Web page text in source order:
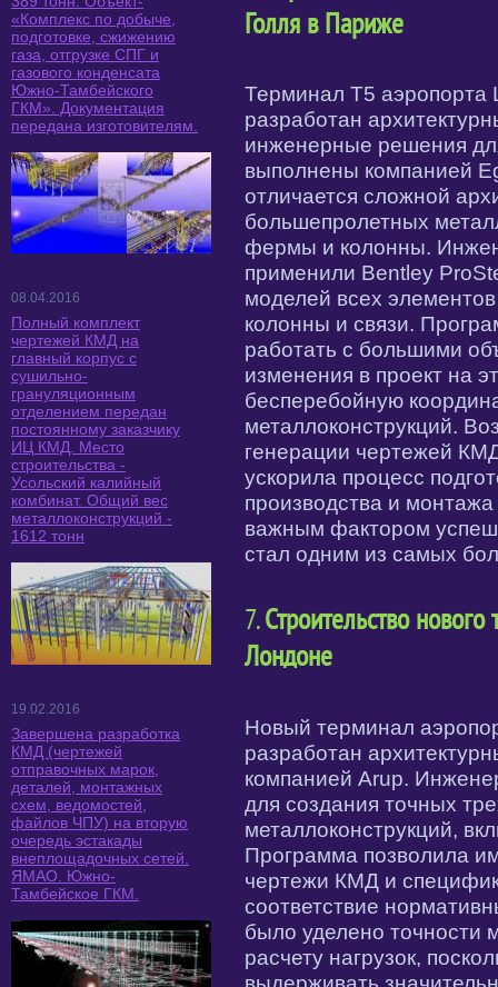
Голля в Париже
Терминал T5
разработан
инженерные решения
выполнены компанией
отличается сложной
большепролетных
фермы и колонны.
применили Bentley
моделей всех
колонны и связи.
работать с большими
изменения в проект на
бесперебойную
металлоконструкций.
генерации чертежей
ускорила процесс
производства и
важным фактором
стал одним из самых
7.Строительство
Лондоне
Новый терминал
разработан
компанией Arup.
для создания точных
металлоконструкций,
Программа позволила
чертежи КМД и
соответствие
было уделено точности
расчету нагрузок,
«Комплекс по добыче,
подготовке, сжижению
газа, отгрузке СПГ и
газового конденсата
Южно-Тамбейского
ГКМ». Документация
передана изготовителям.
08.04.2016
Полный комплект
чертежей КМД на
главный корпус с
сушильно-
грануляционным
отделением передан
постоянному заказчику
ИЦ КМД. Место
строительства -
Усольский калийный
комбинат. Общий вес
металлоконструкций -
1612 тонн
19.02.2016
Завершена разработка
КМД (чертежей
отправочных марок,
деталей, монтажных
схем, ведомостей,
файлов ЧПУ) на вторую
очередь эстакады
внеплощадочных сетей.
ЯМАО. Южно-
Тамбейское ГКМ.